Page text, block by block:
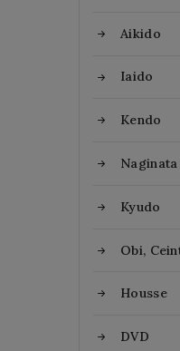
Aikido
Iaido
Kendo
Naginata
Kyudo
Obi,
Housse
DVD